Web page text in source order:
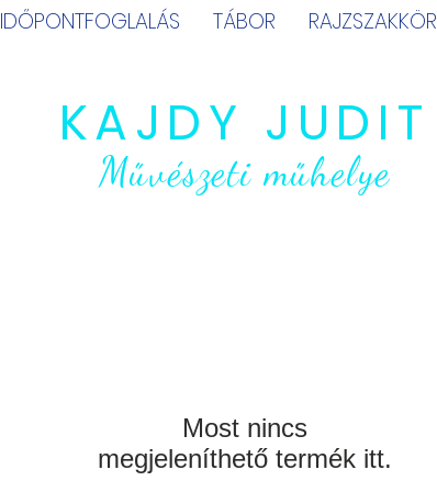
IDŐPONTFOGLALÁS TÁBOR RAJZSZAKKÖR
KAJDY JUDIT
Művészeti műhelye
Most nincs
megjeleníthető termék itt.